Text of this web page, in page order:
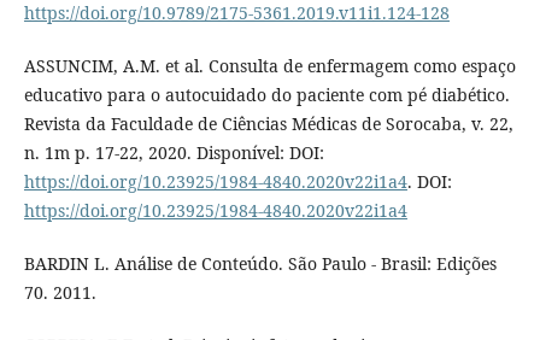
https://doi.org/10.9789/2175-5361.2019.v11i1.124-128
ASSUNCIM, A.M. et al. Consulta de enfermagem como espaço
educativo para o autocuidado do paciente com pé diabético.
Revista da Faculdade de Ciências Médicas de Sorocaba, v. 22,
n. 1m p. 17-22, 2020. Disponível: DOI:
https://doi.org/10.23925/1984-4840.2020v22i1a4. DOI:
https://doi.org/10.23925/1984-4840.2020v22i1a4
BARDIN L. Análise de Conteúdo. São Paulo - Brasil: Edições
70. 2011.